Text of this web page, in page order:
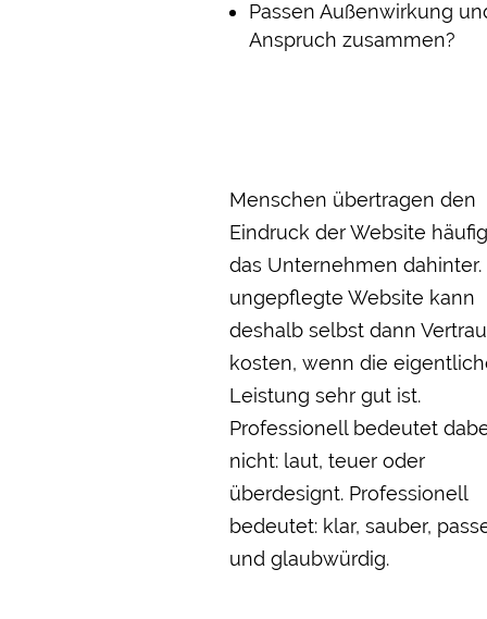
Passen Außenwirkung
Anspruch zusammen?
Menschen übertragen den
Eindruck der Website
das Unternehmen dahinter.
ungepflegte Website kann
deshalb selbst dann
kosten, wenn die
Leistung sehr gut ist.
Professionell bedeutet
nicht: laut, teuer oder
überdesignt. Professionell
bedeutet: klar, sauber,
und glaubwürdig.